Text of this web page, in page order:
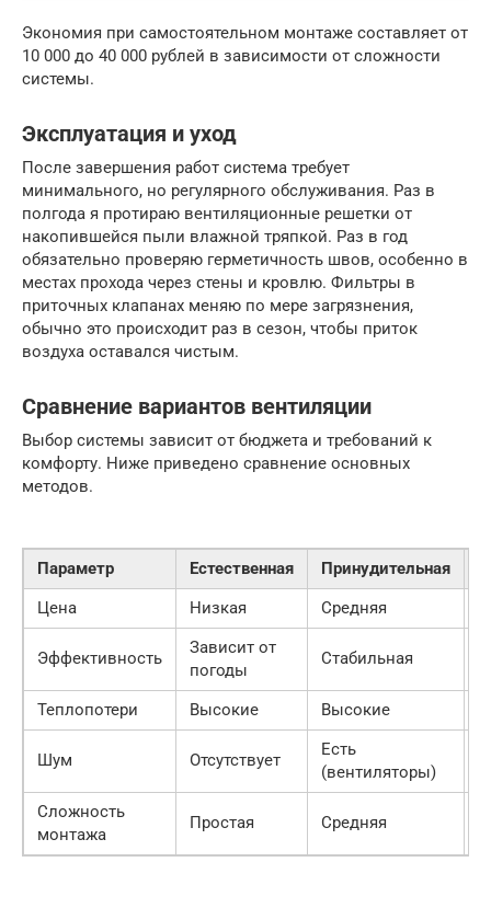
Экономия при самостоятельном монтаже составляет от
10 000 до 40 000 рублей в зависимости от сложности
системы.
Эксплуатация и уход
После завершения работ система требует
минимального, но регулярного обслуживания. Раз в
полгода я протираю вентиляционные решетки от
накопившейся пыли влажной тряпкой. Раз в год
обязательно проверяю герметичность швов, особенно в
местах прохода через стены и кровлю. Фильтры в
приточных клапанах меняю по мере загрязнения,
обычно это происходит раз в сезон, чтобы приток
воздуха оставался чистым.
Сравнение вариантов вентиляции
Выбор системы зависит от бюджета и требований к
комфорту. Ниже приведено сравнение основных
методов.
Параметр Естественная Принудительная
Цена
Низкая Средняя
Эффективность
Зависит от
погоды
Стабильная
Теплопотери Высокие Высокие
Шум Отсутствует
Есть
(вентиляторы)
Сложность
монтажа
Простая Средняя